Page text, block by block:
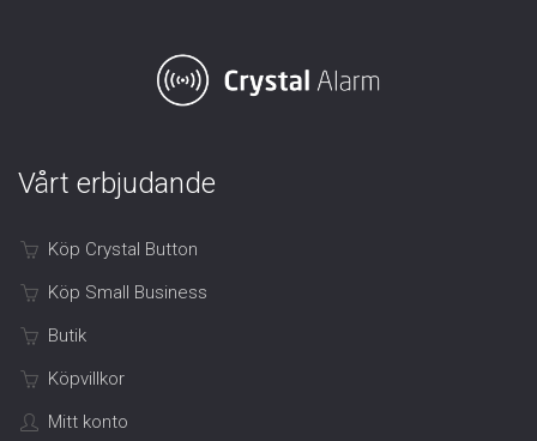
Vårt erbjudande
Köp Crystal Button
Köp Small Business
Butik
Köpvillkor
Mitt konto